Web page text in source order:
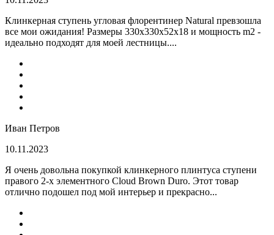
Клинкерная ступень угловая флорентинер Natural превзошла
все мои ожидания! Размеры 330х330х52х18 и мощность m2 -
идеально подходят для моей лестницы....
Иван Петров
10.11.2023
Я очень довольна покупкой клинкерного плинтуса ступени
правого 2-х элементного Cloud Brown Duro. Этот товар
отлично подошел под мой интерьер и прекрасно...